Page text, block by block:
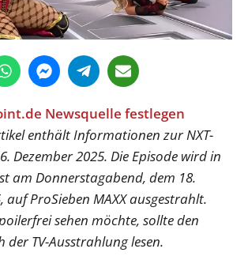
enthält Informationen zur NXT-
Dezember 2025. Die Episode wird in
am Donnerstagabend, dem 18.
auf ProSieben MAXX ausgestrahlt.
sehen möchte, sollte den
der TV-Ausstrahlung lesen.